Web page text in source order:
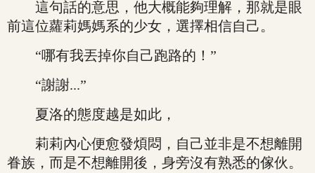
這句話的意思，他大概能夠理解，那就是眼
前這位蘿莉媽媽系的少女，選擇相信自己。
“哪有我丟掉你自己跑路的！”
“謝謝...”
夏洛的態度越是如此，
莉莉內心便愈發煩悶，自己並非是不想離開
眷族，而是不想離開後，身旁沒有熟悉的傢伙。